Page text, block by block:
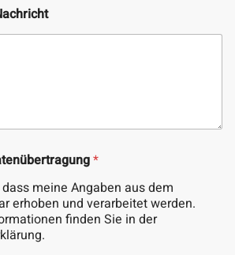
*
meine Angaben aus dem
erhoben und verarbeitet werden.
finden Sie in der